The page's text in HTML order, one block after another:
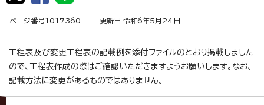
ページ番号1017360 更新日 令和6年5月24日
工程表及び変更工程表の記載例を添付ファイルのとおり掲載しました
ので、工程表作成の際はご確認いただきますようお願いします。なお、
記載方法に変更があるものではありません。